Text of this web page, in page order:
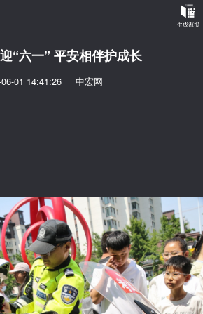
“六一” 平安相伴护成长
01 14:41:26 中宏网